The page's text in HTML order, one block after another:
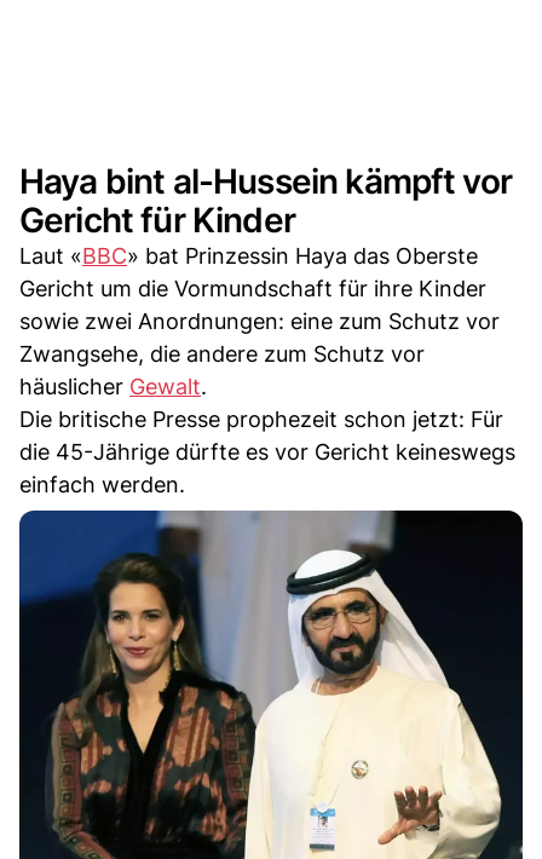
Haya bint al-Hussein kämpft vor
Gericht für Kinder
Laut «BBC» bat Prinzessin Haya das Oberste
Gericht um die Vormundschaft für ihre Kinder
sowie zwei Anordnungen: eine zum Schutz vor
Zwangsehe, die andere zum Schutz vor
häuslicher Gewalt.
Die britische Presse prophezeit schon jetzt: Für
die 45-Jährige dürfte es vor Gericht keineswegs
einfach werden.